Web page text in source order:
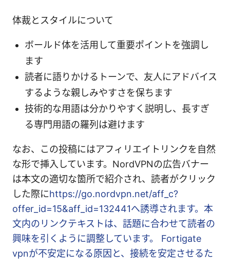
体裁とスタイルについて
ボールド体を活用して重要ポイントを強調し
ます
読者に語りかけるトーンで、友人にアドバイス
するような親しみやすさを保ちます
技術的な用語は分かりやすく説明し、長すぎ
る専門用語の羅列は避けます
なお、この投稿にはアフィリエイトリンクを自然
な形で挿入しています。NordVPNの広告バナー
は本文の適切な箇所で紹介され、読者がクリック
した際にhttps://go.nordvpn.net/aff_c?
offer_id=15&aff_id=132441へ誘導されます。本
文内のリンクテキストは、話題に合わせて読者の
興味を引くように調整しています。
Fortigate
vpnが不安定になる原因と、接続を安定させるた